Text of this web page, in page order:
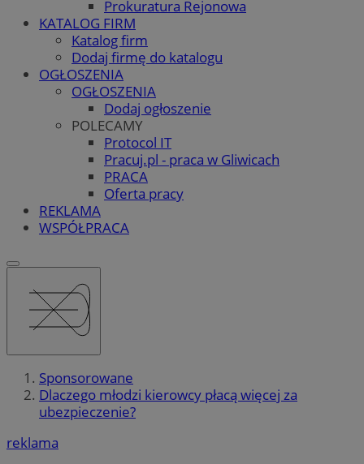
Prokuratura Rejonowa
KATALOG FIRM
Katalog firm
Dodaj firmę do katalogu
OGŁOSZENIA
OGŁOSZENIA
Dodaj ogłoszenie
POLECAMY
Protocol IT
Pracuj.pl - praca w Gliwicach
PRACA
Oferta pracy
REKLAMA
WSPÓŁPRACA
Sponsorowane
Dlaczego młodzi kierowcy płacą więcej za
ubezpieczenie?
reklama